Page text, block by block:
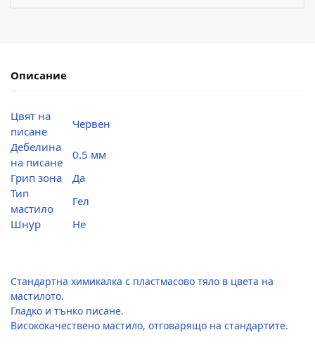
Описание
Цвят на
писане
Червен
Дебелина
на писане
0.5 мм
Грип зона
Да
Тип
мастило
Гел
Шнур
Не
Стандартна химикалка с пластмасово тяло в цвета на
мастилото.
Гладко и тънко писане.
Висококачествено мастило, отговарящо на стандартите.